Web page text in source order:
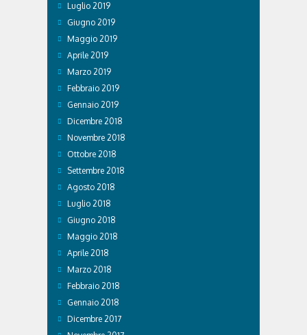
Luglio 2019
Giugno 2019
Maggio 2019
Aprile 2019
Marzo 2019
Febbraio 2019
Gennaio 2019
Dicembre 2018
Novembre 2018
Ottobre 2018
Settembre 2018
Agosto 2018
Luglio 2018
Giugno 2018
Maggio 2018
Aprile 2018
Marzo 2018
Febbraio 2018
Gennaio 2018
Dicembre 2017